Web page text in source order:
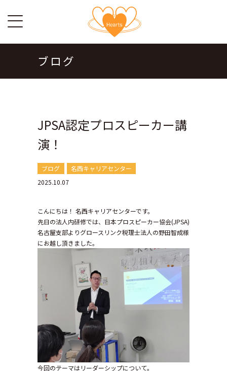
ブログ
JPSA認定プロスピーカー講
演！
ブログ
名西キャリアセンター
2025.10.07
こんにちは！ 名西キャリアセンターです。
先日の法人内研修では、日本プロスピーカー協会(JPSA)
名古屋支部よりグロースリンク税理士法人の野田智成様
にお越し頂きました。
今回のテーマはリーダーシップについて。